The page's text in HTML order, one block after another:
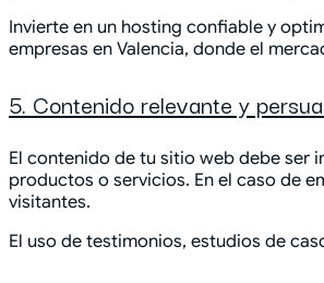
Invierte en un hosting confiable y
empresas en Valencia, donde el
5. Contenido relevante y
El contenido de tu sitio web debe ser
productos o servicios. En el caso de
visitantes.
El uso de testimonios, estudios de